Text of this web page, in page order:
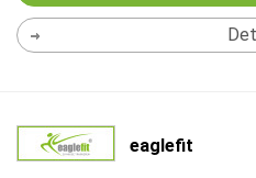
eaglefit